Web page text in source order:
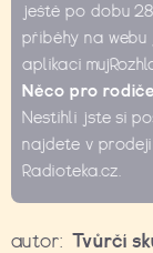
ještě po dobu
příběhy na webu
aplikaci
Něco pro
Nestihli jste si
najdete v prodeji
Radioteka.cz.
autor: Tvůrčí